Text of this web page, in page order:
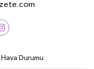
Hava Durumu